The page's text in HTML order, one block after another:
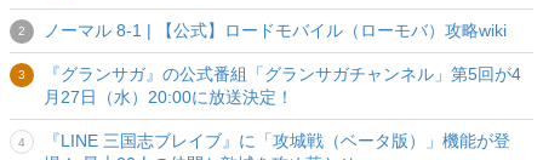
ノーマル 8-1 | 【公式】ロードモバイル（ローモバ）攻略wiki
『グランサガ』の公式番組「グランサガチャンネル」第5回が4
月27日（水）20:00に放送決定！
『LINE 三国志ブレイブ』に「攻城戦（ベータ版）」機能が登